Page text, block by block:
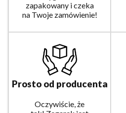
zapakowany i czeka
na Twoje zamówienie!
Prosto od producenta
Oczywiście, że